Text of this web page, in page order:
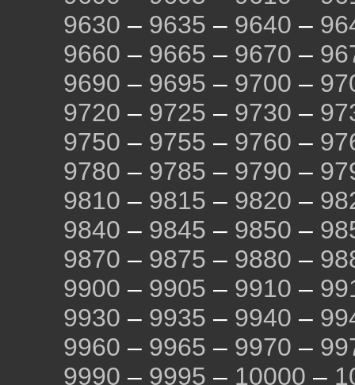
9630 – 9635 – 9640 –
9660 – 9665 – 9670 –
9690 – 9695 – 9700 –
9720 – 9725 – 9730 –
9750 – 9755 – 9760 –
9780 – 9785 – 9790 –
9810 – 9815 – 9820 –
9840 – 9845 – 9850 –
9870 – 9875 – 9880 –
9900 – 9905 – 9910 –
9930 – 9935 – 9940 –
9960 – 9965 – 9970 –
9990 – 9995 – 10000 –